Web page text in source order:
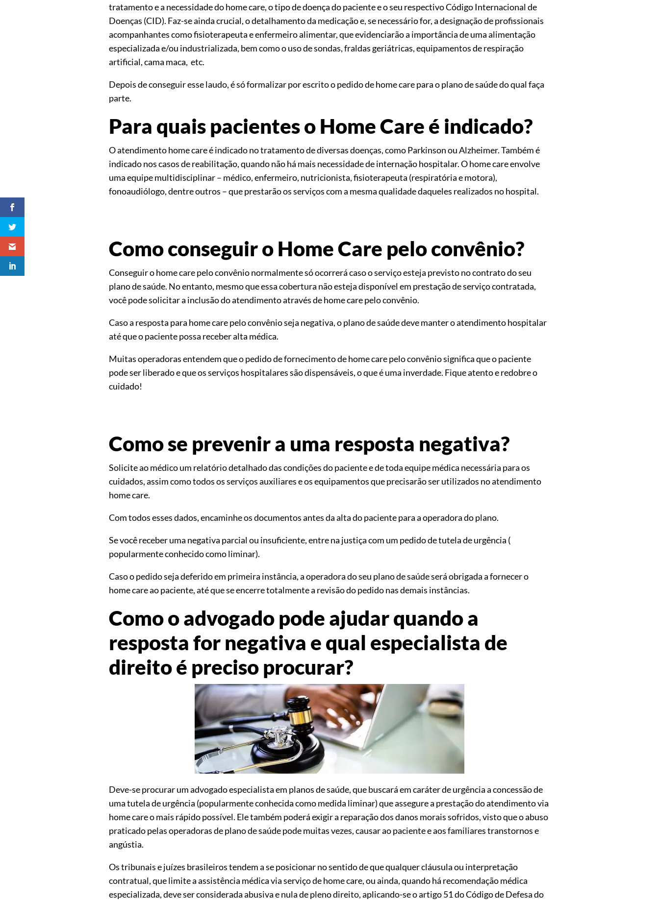
tratamento e a necessidade do home care, o tipo de doença do paciente e o seu respectivo Código Internacional de
Doenças (CID). Faz-se ainda crucial, o detalhamento da medicação e, se necessário for, a designação de profissionais
acompanhantes como fisioterapeuta e enfermeiro alimentar, que evidenciarão a importância de uma alimentação
especializada e/ou industrializada, bem como o uso de sondas, fraldas geriátricas, equipamentos de respiração
artificial, cama maca, etc.
Depois de conseguir esse laudo, é só formalizar por escrito o pedido de home care para o plano de saúde do qual faça
parte.
Para quais pacientes o Home Care é indicado?
O atendimento home care é indicado no tratamento de diversas doenças, como Parkinson ou Alzheimer. Também é
indicado nos casos de reabilitação, quando não há mais necessidade de internação hospitalar. O home care envolve
uma equipe multidisciplinar– médico, enfermeiro, nutricionista, fisioterapeuta (respiratória e motora),
fonoaudiólogo, dentre outros –que prestarão os serviços com a mesma qualidade daqueles realizados no hospital.
Como conseguir o Home Care pelo convênio?
Conseguir o home care pelo convênio normalmente só ocorrerá caso o serviço esteja previsto no contrato do seu
plano de saúde. No entanto, mesmo que essa cobertura não esteja disponível em prestação de serviço contratada,
você pode solicitar a inclusão do atendimento através de home care pelo convênio.
Caso a resposta para home care pelo convênio seja negativa, o plano de saúde deve manter o atendimento hospitalar
até que o paciente possa receber alta médica.
Muitas operadoras entendem que o pedido de fornecimento de home care pelo convênio significa que o paciente
pode ser liberado e que os serviços hospitalares são dispensáveis, o que é uma inverdade. Fique atento e redobre o
cuidado!
Como se prevenir a uma resposta negativa?
Solicite ao médico um relatório detalhado das condições do paciente e de toda equipe médica necessária para os
cuidados, assim como todos os serviços auxiliares e os equipamentos que precisarão ser utilizados no atendimento
home care.
Com todos esses dados, encaminhe os documentos antes da alta do paciente para a operadora do plano.
Se você receber uma negativa parcial ou insuficiente, entre na justiça com um pedido de tutela de urgência (
popularmente conhecido como liminar).
Caso o pedido seja deferido em primeira instância, a operadora do seu plano de saúde será obrigada a fornecer o
home care ao paciente, até que se encerre totalmente a revisão do pedido nas demais instâncias.
Como o advogado pode ajudar quando a
resposta for negativa e qual especialista de
direito é preciso procurar?
Deve-se procurar um advogado especialista em planos de saúde, que buscará em caráter de urgência a concessão de
uma tutela de urgência (popularmente conhecida como medida liminar) que assegure a prestação do atendimento via
home care o mais rápido possível. Ele também poderá exigir a reparação dos danos morais sofridos, visto que o abuso
praticado pelas operadoras de plano de saúde pode muitas vezes, causar ao paciente e aos familiares transtornos e
angústia.
Os tribunais e juízes brasileiros tendem a se posicionar no sentido de que qualquer cláusula ou interpretação
contratual, que limite a assistência médica via serviço de home care, ou ainda, quando há recomendação médica
especializada, deve ser considerada abusiva e nula de pleno direito, aplicando-se o artigo 51 do Código de Defesa do